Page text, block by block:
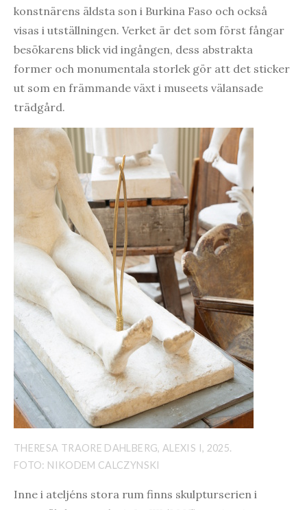
konstnärens äldsta son i Burkina Faso och också
visas i utställningen. Verket är det som först fångar
besökarens blick vid ingången, dess abstrakta
former och monumentala storlek gör att det sticker
ut som en främmande växt i museets välansade
trädgård.
THERESA TRAORE DAHLBERG, ALEXIS I, 2025.
FOTO: NIKODEM CALCZYNSKI
Inne i ateljéns stora rum finns skulpturserien i